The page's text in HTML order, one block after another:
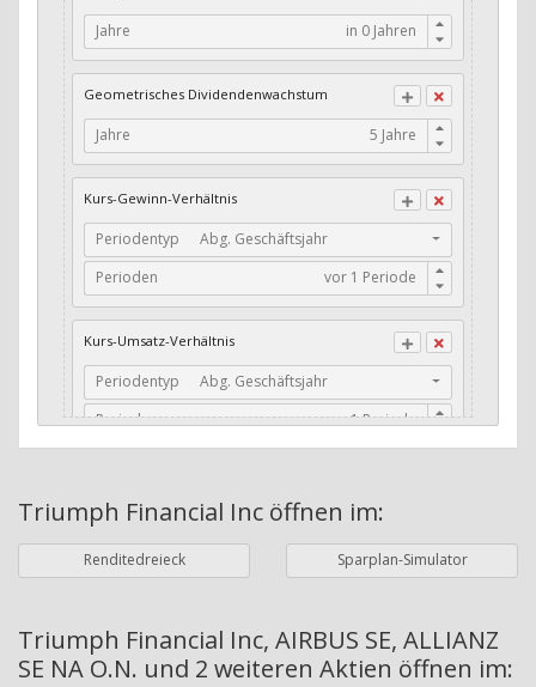
Buffett's Alpha: Wachstum Residual Net
Income / Book Value
Cash-Quote
CFO / Interest Expense
Current Ratio
Long-Term Debt to Working Capital
Dividenden-Check
Stabiles Dividenden-Wachstum
Stabiles Dividenden-Wachstum (TTM)
Stabiles Absolutes Dividenden-Wachstum
Dividendenrendite (angekündigt)
Adj. Dividendenrendite (Market Cap)
Jahre
Geometrisches Dividendenwachstum
Jahre
Kurs-Gewinn-Verhältnis
Periodentyp
Abg. Geschäftsjahr
Perioden
Kurs-Umsatz-Verhältnis
Periodentyp
Abg. Geschäftsjahr
Perioden
Währung Bilanzierungswährung
Periodentyp
Jahre
Perioden
Triumph Financial Inc öffnen im:
Renditedreieck Sparplan-Simulator
Triumph Financial Inc, AIRBUS SE, ALLIANZ
SE NA O.N. und 2 weiteren Aktien öffnen im: